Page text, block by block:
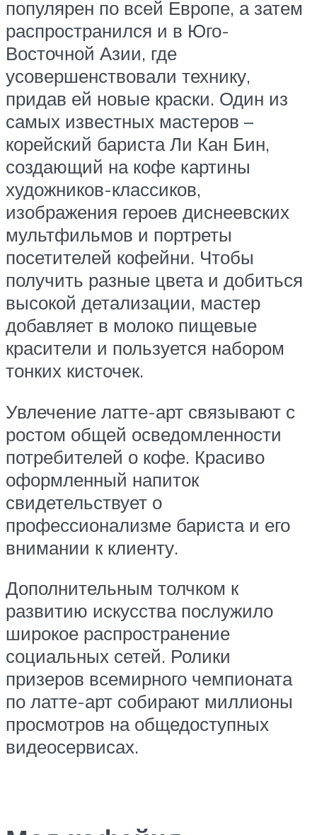
популярен по всей Европе, а затем
распространился и в Юго-
Восточной Азии, где
усовершенствовали технику,
придав ей новые краски. Один из
самых известных мастеров –
корейский бариста Ли Кан Бин,
создающий на кофе картины
художников-классиков,
изображения героев диснеевских
мультфильмов и портреты
посетителей кофейни. Чтобы
получить разные цвета и добиться
высокой детализации, мастер
добавляет в молоко пищевые
красители и пользуется набором
тонких кисточек.
Увлечение латте-арт связывают с
ростом общей осведомленности
потребителей о кофе. Красиво
оформленный напиток
свидетельствует о
профессионализме бариста и его
внимании к клиенту.
Дополнительным толчком к
развитию искусства послужило
широкое распространение
социальных сетей. Ролики
призеров всемирного чемпионата
по латте-арт собирают миллионы
просмотров на общедоступных
видеосервисах.